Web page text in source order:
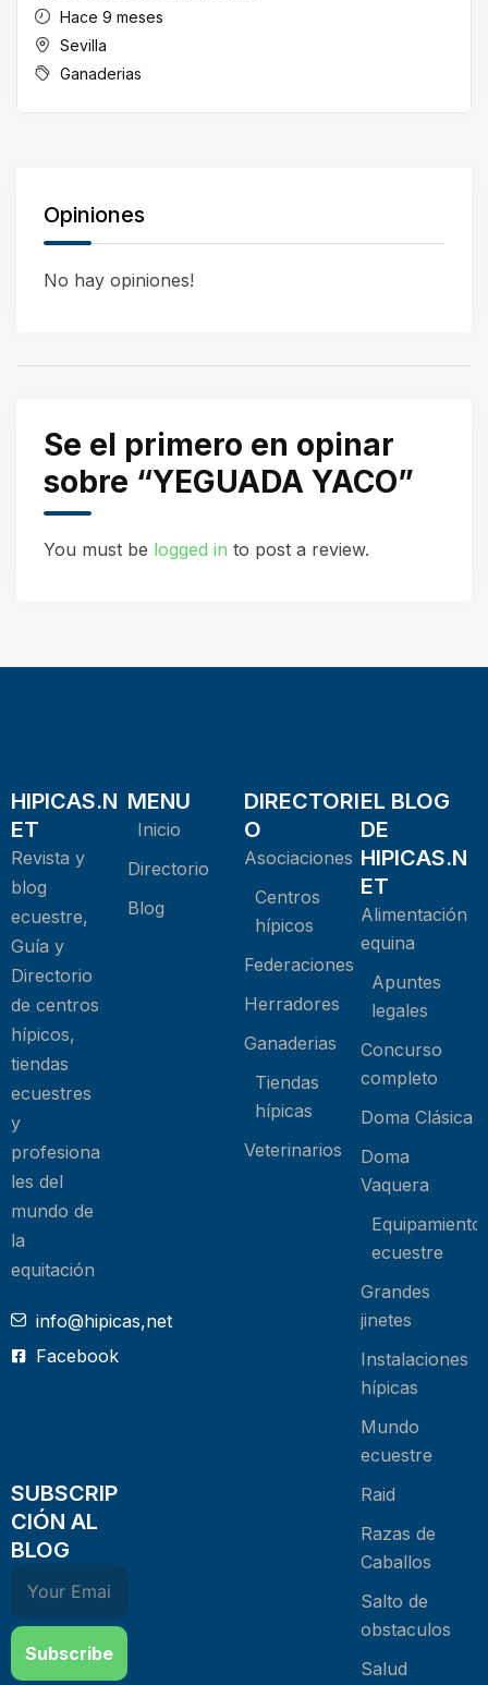
Hace 9 meses
Sevilla
Ganaderias
Opiniones
No hay opiniones!
Se el primero en opinar
sobre “YEGUADA YACO”
You must be logged in to post a review.
HIPICAS.N
ET
Revista y
blog
ecuestre,
Guía y
Directorio
de centros
hípicos,
tiendas
ecuestres
y
profesiona
les del
mundo de
la
equitación
info@hipicas,net
Facebook
SUBSCRIP
CIÓN AL
BLOG
Subscribe
MENU
Inicio
Directorio
Blog
DIRECTORI
O
Asociaciones
Centros
hípicos
Federaciones
Herradores
Ganaderias
Tiendas
hípicas
Veterinarios
EL BLOG
DE
HIPICAS.N
ET
Alimentación
equina
Apuntes
legales
Concurso
completo
Doma Clásica
Doma
Vaquera
Equipamiento
ecuestre
Grandes
jinetes
Instalaciones
hípicas
Mundo
ecuestre
Raid
Razas de
Caballos
Salto de
obstaculos
Salud